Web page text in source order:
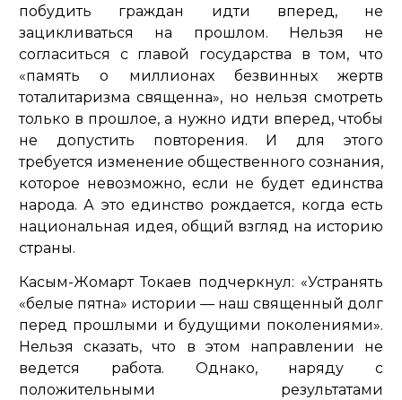
побудить граждан идти вперед, не
зацикливаться на прошлом. Нельзя не
согласиться с главой государства в том, что
«память о миллионах безвинных жертв
тоталитаризма священна», но нельзя смотреть
только в прошлое, а нужно идти вперед, чтобы
не допустить повторения. И для этого
требуется изменение общественного сознания,
которое невозможно, если не будет единства
народа. А это единство рождается, когда есть
национальная идея, общий взгляд на историю
страны.
Касым-Жомарт Токаев подчеркнул: «Устранять
«белые пятна» истории — наш священный долг
перед прошлыми и будущими поколениями».
Нельзя сказать, что в этом направлении не
ведется работа. Однако, наряду с
положительными результатами